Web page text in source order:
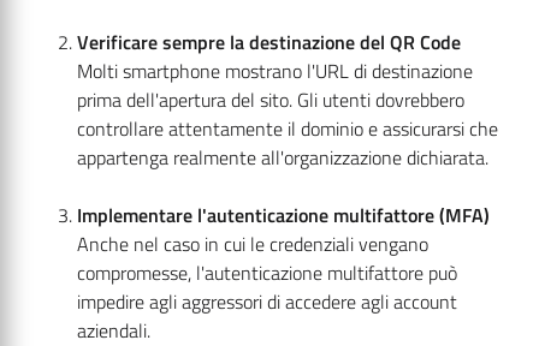
Verificare sempre la destinazione del QR Code
Molti smartphone mostrano l'URL di destinazione
prima dell'apertura del sito. Gli utenti dovrebbero
controllare attentamente il dominio e assicurarsi che
appartenga realmente all'organizzazione dichiarata.
Implementare l'autenticazione multifattore (MFA)
Anche nel caso in cui le credenziali vengano
compromesse, l'autenticazione multifattore può
impedire agli aggressori di accedere agli account
aziendali.